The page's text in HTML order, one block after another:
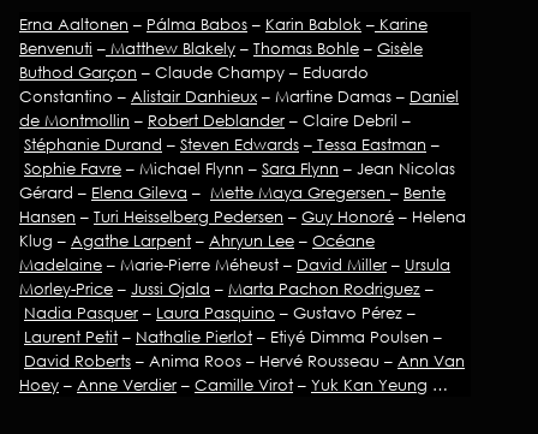
Erna Aaltonen – Pálma Babos – Karin Bablok – Karine
Benvenuti – Matthew Blakely – Thomas Bohle – Gisèle
Buthod Garçon – Claude Champy – Eduardo
Constantino – Alistair Danhieux – Martine Damas – Daniel
de Montmollin – Robert Deblander – Claire Debril –
Stéphanie Durand – Steven Edwards – Tessa Eastman –
Sophie Favre – Michael Flynn – Sara Flynn – Jean Nicolas
Gérard – Elena Gileva – Mette Maya Gregersen – Bente
Hansen – Turi Heisselberg Pedersen – Guy Honoré – Helena
Klug – Agathe Larpent – Ahryun Lee – Océane
Madelaine – Marie-Pierre Méheust – David Miller – Ursula
Morley-Price – Jussi Ojala – Marta Pachon Rodriguez –
Nadia Pasquer – Laura Pasquino – Gustavo Pérez –
Laurent Petit – Nathalie Pierlot – Etiyé Dimma Poulsen –
David Roberts – Anima Roos – Hervé Rousseau – Ann Van
Hoey – Anne Verdier – Camille Virot – Yuk Kan Yeung …